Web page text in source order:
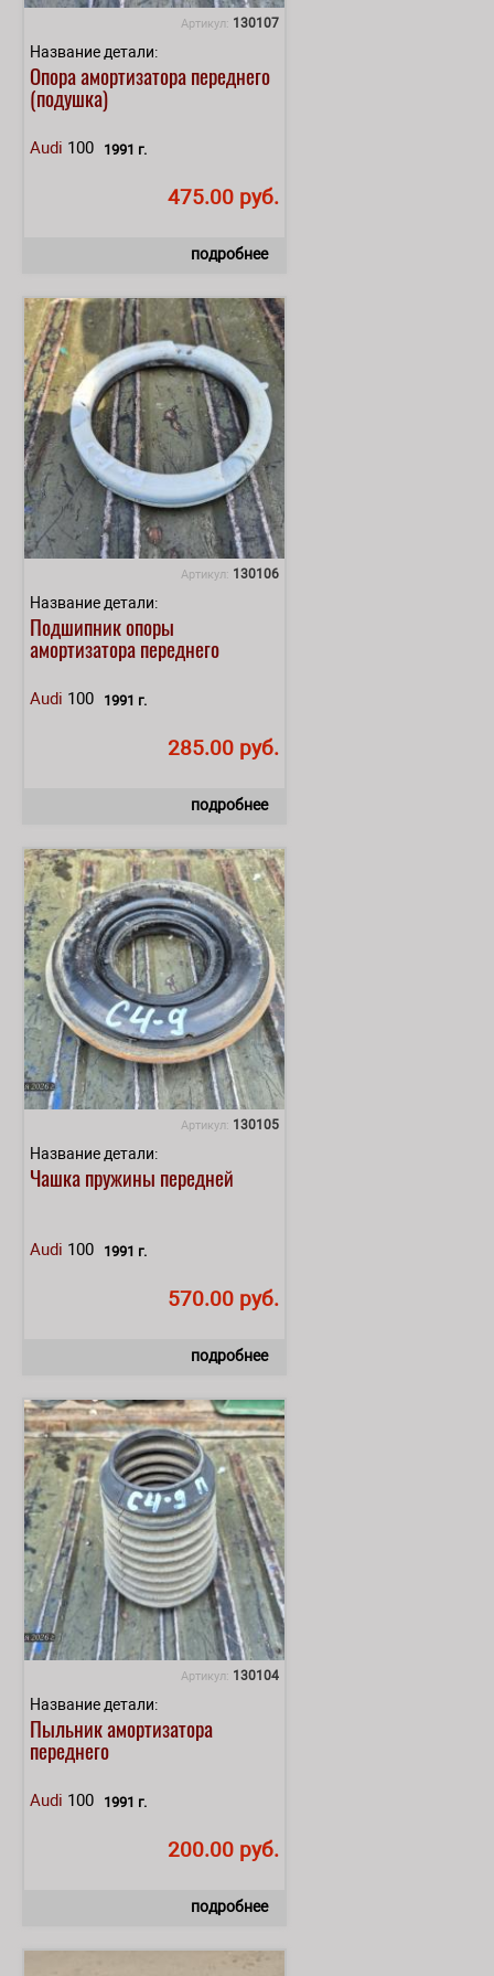
Артикул: 130107
Название детали:
Опора амортизатора переднего
(подушка)
Audi 100 1991 г.
475.00 руб.
подробнее
Артикул: 130106
Название детали:
Подшипник опоры
амортизатора переднего
Audi 100 1991 г.
285.00 руб.
подробнее
Артикул: 130105
Название детали:
Чашка пружины передней
Audi 100 1991 г.
570.00 руб.
подробнее
Артикул: 130104
Название детали:
Пыльник амортизатора
переднего
Audi 100 1991 г.
200.00 руб.
подробнее